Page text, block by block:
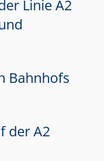
Linie A2
Bahnhofs
der A2